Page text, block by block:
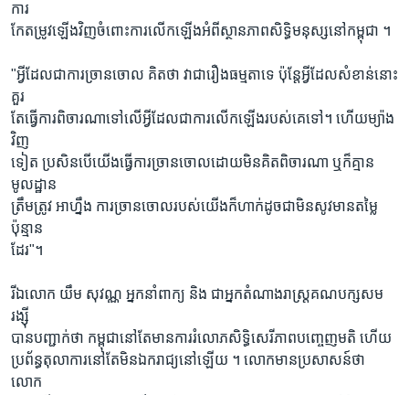
ការ
កែតម្រូវឡើងវិញចំពោះការលើកឡើងអំពីស្ថានភាពសិទ្ធិមនុស្សនៅកម្ពុជា ។
"អ្វីដែលជាការច្រានចោល គិតថា វាជារឿងធម្មតាទេ ប៉ុន្តែអ្វីដែលសំខាន់នោះ
គួរ
តែធ្វើការពិចារណាទៅលើអ្វីដែលជាការលើកឡើងរបស់គេទៅ។ ហើយម្យ៉ាង
វិញ
ទៀត ប្រសិនបើយើងធ្វើការច្រានចោលដោយមិនគិតពិចារណា ឬក៏គ្មាន
មូលដ្ឋាន
ត្រឹមត្រូវ អាហ្នឹង ការច្រានចោលរបស់យើងក៏ហាក់ដូចជាមិនសូវមានតម្លៃ
ប៉ុន្មាន
ដែរ"។
រីឯលោក យឹម សុវណ្ណ អ្នកនាំពាក្យ និង ជាអ្នកតំណាងរាស្រ្តគណបក្សសម
រង្ស៊ី
បានបញ្ជាក់ថា កម្ពុជានៅតែមានការរំលោភសិទ្ធិសេរីភាពបញ្ចេញមតិ ហើយ
ប្រព័ន្ធតុលាការនៅតែមិនឯករាជ្យនៅឡើយ ។ លោកមានប្រសាសន៍ថា
លោក